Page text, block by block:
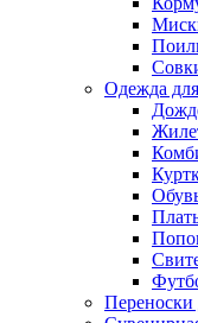
Одежда
Переноски